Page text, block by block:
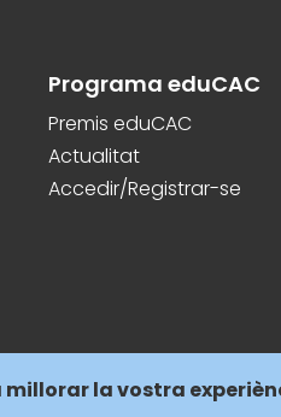
Programa eduCAC
Premis eduCAC
Actualitat
Accedir/Registrar-se
millorar la vostra